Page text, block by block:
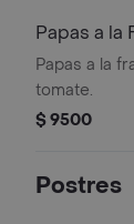
Papas a la
Papas a la
tomate.
$ 9500
Postres